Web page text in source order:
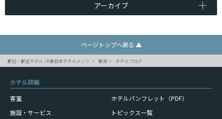
アーカイブ
ページトップへ戻る ▲
駅前・駅近ホテル JR東日本ホテルメッツ 新潟 ホテルブログ
ホテル詳細
客室
施設・サービス
ホテルパンフレット（PDF）
トピックス一覧